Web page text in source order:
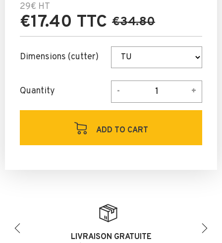
29€ HT
€17.40 TTC €34.80
Dimensions (cutter)
Quantity
ADD TO CART
LIVRAISON GRATUITE